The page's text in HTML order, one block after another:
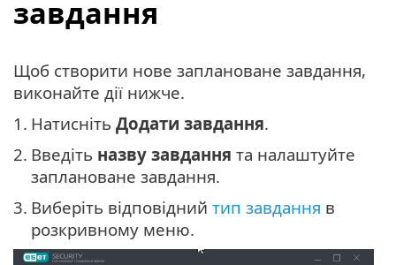
завдання
Щоб створити нове заплановане завдання,
виконайте дії нижче.
1. Натисніть Додати завдання.
2. Введіть назву завдання та налаштуйте
заплановане завдання.
3. Виберіть відповідний тип завдання в
розкривному меню.